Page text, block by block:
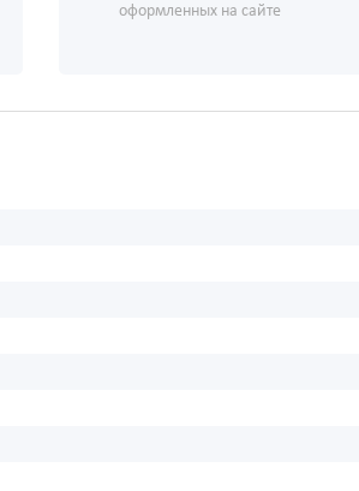
оформленных на сайте